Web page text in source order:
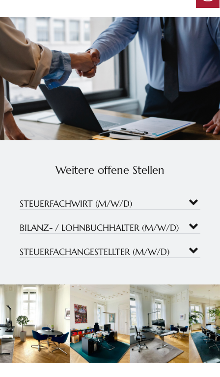
Weitere offene Stellen
STEUERFACHWIRT (M/W/D)
BILANZ- / LOHNBUCHHALTER (M/W/D)
STEUERFACHANGESTELLTER (M/W/D)